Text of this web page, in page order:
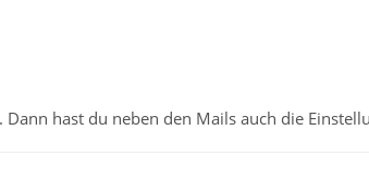
hast du neben den Mails auch die